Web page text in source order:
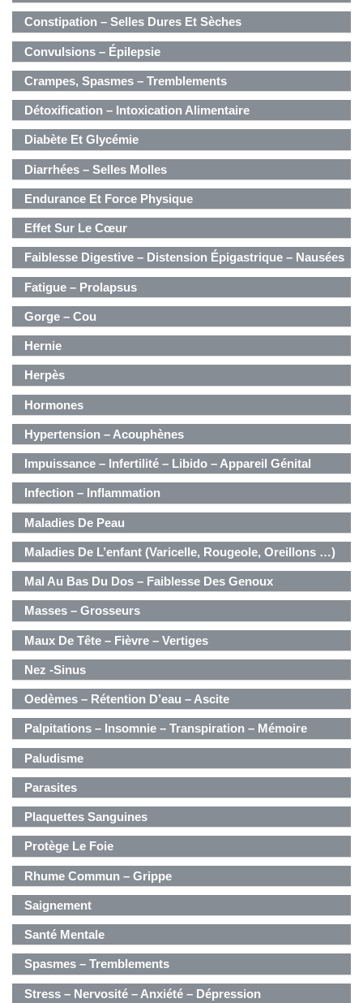
Poitrine, Flancs, Épigastre
Constipation – Selles Dures Et Sèches
Convulsions – Épilepsie
Crampes, Spasmes – Tremblements
Détoxification – Intoxication Alimentaire
Diabète Et Glycémie
Diarrhées – Selles Molles
Endurance Et Force Physique
Effet Sur Le Cœur
Faiblesse Digestive – Distension Épigastrique – Nausées
Fatigue – Prolapsus
Gorge – Cou
Hernie
Herpès
Hormones
Hypertension – Acouphènes
Impuissance – Infertilité – Libido – Appareil Génital
Masculin
Infection – Inflammation
Maladies De Peau
Maladies De L’enfant (varicelle, Rougeole, Oreillons …)
Mal Au Bas Du Dos – Faiblesse Des Genoux
Masses – Grosseurs
Maux De Tête – Fièvre – Vertiges
Nez -Sinus
Oedèmes – Rétention D’eau – Ascite
Palpitations – Insomnie – Transpiration – Mémoire
Paludisme
Parasites
Plaquettes Sanguines
Protège Le Foie
Rhume Commun – Grippe
Saignement
Santé Mentale
Spasmes – Tremblements
Stress – Nervosité – Anxiété – Dépression